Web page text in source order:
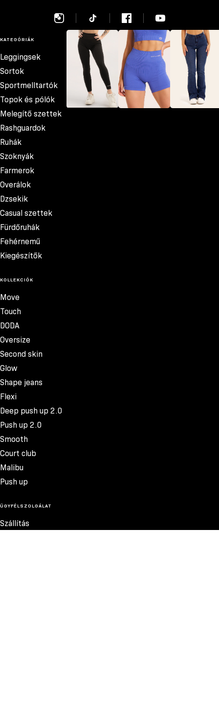
KATEGÓRIÁK
Leggingsek
Sortok
Sportmelltartók
Topok és pólók
Melegítő szettek
Rashguardok
Ruhák
Szoknyák
Farmerok
Overálok
Dzsekik
Casual szettek
Fürdőruhák
Fehérnemű
Kiegészítők
KOLLEKCIÓK
Move
Touch
DODA
Oversize
Second skin
Glow
Shape jeans
Flexi
Deep push up 2.0
Push up 2.0
Smooth
Court club
Malibu
Push up
ÜGYFÉLSZOLGÁLAT
Szállítás